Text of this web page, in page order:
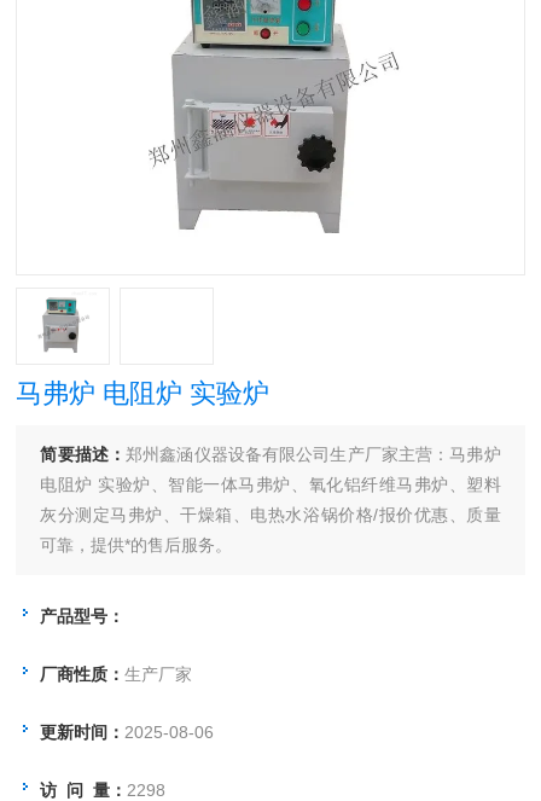
马弗炉 电阻炉 实验炉
简要描述：郑州鑫涵仪器设备有限公司生产厂家主营：马弗炉
电阻炉 实验炉、智能一体马弗炉、氧化铝纤维马弗炉、塑料
灰分测定马弗炉、干燥箱、电热水浴锅价格/报价优惠、质量
可靠，提供*的售后服务。
产品型号：
厂商性质：生产厂家
更新时间： 2025-08-06
访 问 量： 2298